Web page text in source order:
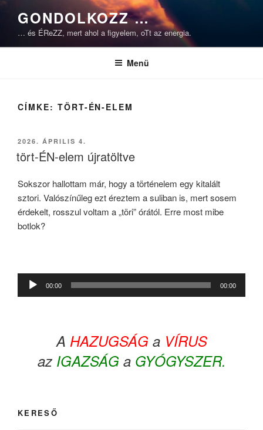
Tartalomhoz
GONDOLKOZZ …
… és ÉReZZ, mert ahol a figyelem, oTt az energia.
Menü
CÍMKE: TÖRT-ÉN-ELEM
BEKÜLDVE:
2026. ÁPRILIS 4.
tört-ÉN-elem újratöltve
Sokszor hallottam már, hogy a történelem egy kitalált
sztori. Valószínűleg ezt éreztem a suliban is, mert sosem
érdekelt, rosszul voltam a „töri” órától. Erre most mibe
botlok?
Audió
lejátszó
00:00 00:00
A HAZUGSÁGa VÍRUS
az IGAZSÁGa GYÓGYSZER.
KERESŐ